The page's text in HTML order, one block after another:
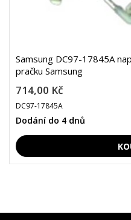
Samsung DC97-17845A
pračku Samsung
714,00 Kč
DC97-17845A
Dodání do 4 dnů